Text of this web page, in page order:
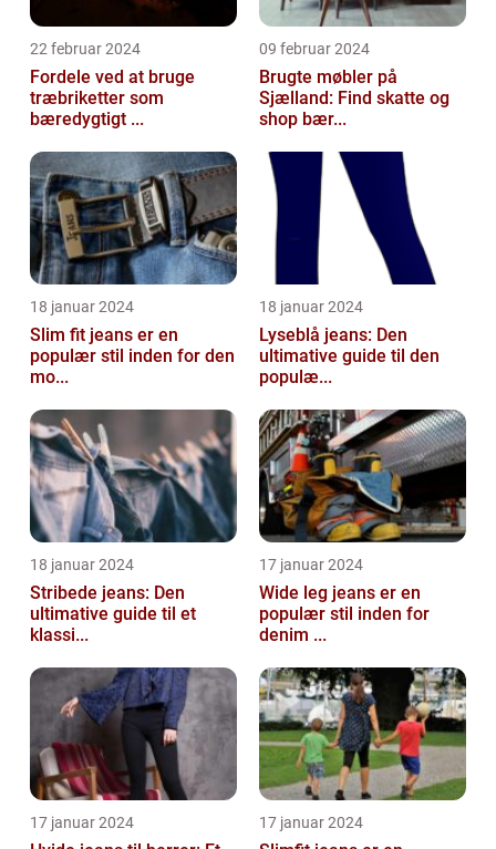
22 februar 2024
Fordele ved at bruge
træbriketter som
bæredygtigt ...
09 februar 2024
Brugte møbler på
Sjælland: Find skatte og
shop bær...
18 januar 2024
Slim fit jeans er en
populær stil inden for den
mo...
18 januar 2024
Lyseblå jeans: Den
ultimative guide til den
populæ...
18 januar 2024
Stribede jeans: Den
ultimative guide til et
klassi...
17 januar 2024
Wide leg jeans er en
populær stil inden for
denim ...
17 januar 2024 17 januar 2024